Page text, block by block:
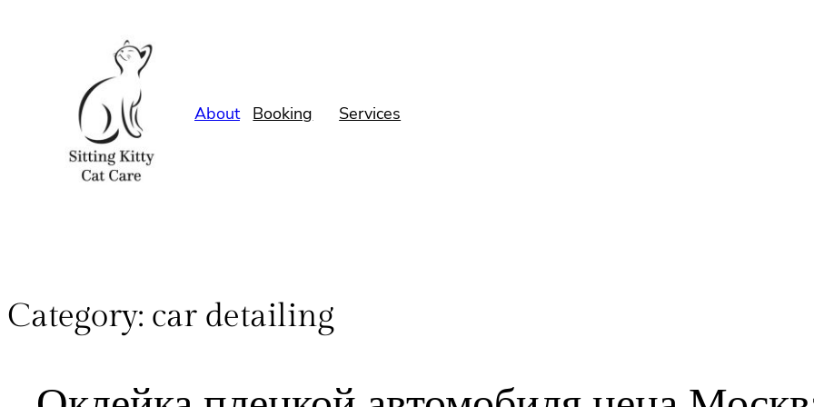
About Booking Services
Category: car detailing